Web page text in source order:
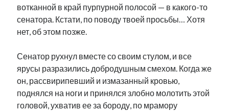
вотканной в край пурпурной полосой — в какого-то
сенатора. Кстати, по поводу твоей просьбы… Хотя
нет, об этом позже.
Сенатор рухнул вместе со своим стулом, и все
ярусы разразились добродушным смехом. Когда же
он, рассвирипевший и измазанный кровью,
поднялся на ноги и принялся злобно молотить этой
головой, ухватив ее за бороду, по мрамору